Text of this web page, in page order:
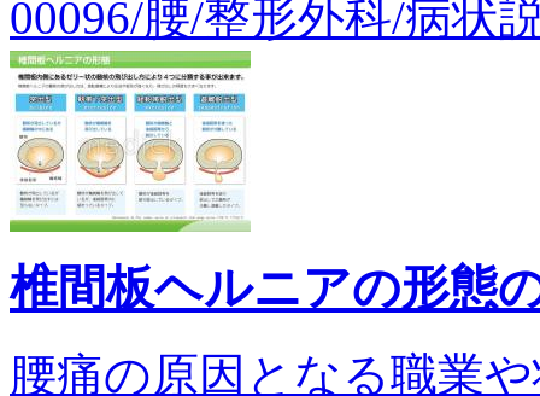
00096/腰/整形外科/病状
椎間板ヘルニアの形態
腰痛の原因となる職業